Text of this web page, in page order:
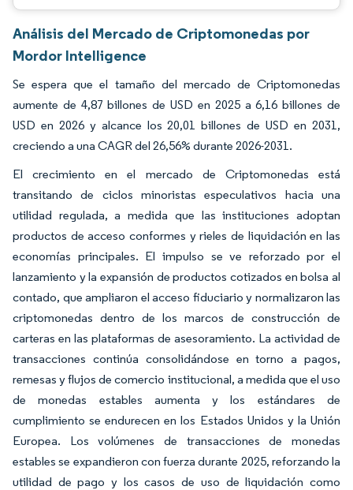
Análisis del Mercado de Criptomonedas por
Mordor Intelligence
Se espera que el tamaño del mercado de Criptomonedas
aumente de 4,87 billones de USD en 2025 a 6,16 billones de
USD en 2026 y alcance los 20,01 billones de USD en 2031,
creciendo a una CAGR del 26,56% durante 2026-2031.
El crecimiento en el mercado de Criptomonedas está
transitando de ciclos minoristas especulativos hacia una
utilidad regulada, a medida que las instituciones adoptan
productos de acceso conformes y rieles de liquidación en las
economías principales. El impulso se ve reforzado por el
lanzamiento y la expansión de productos cotizados en bolsa al
contado, que ampliaron el acceso fiduciario y normalizaron las
criptomonedas dentro de los marcos de construcción de
carteras en las plataformas de asesoramiento. La actividad de
transacciones continúa consolidándose en torno a pagos,
remesas y flujos de comercio institucional, a medida que el uso
de monedas estables aumenta y los estándares de
cumplimiento se endurecen en los Estados Unidos y la Unión
Europea. Los volúmenes de transacciones de monedas
estables se expandieron con fuerza durante 2025, reforzando la
utilidad de pago y los casos de uso de liquidación como